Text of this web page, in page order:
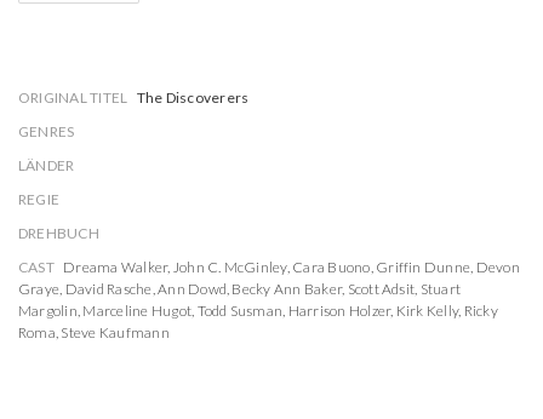
ORIGINAL TITEL The Discoverers
GENRES
LÄNDER
REGIE
DREHBUCH
CAST Dreama Walker, John C. McGinley, Cara Buono, Griffin Dunne, Devon
Graye, David Rasche,Ann Dowd, Becky Ann Baker, Scott Adsit, Stuart
Margolin, Marceline Hugot, Todd Susman, Harrison Holzer, Kirk Kelly, Ricky
Roma, Steve Kaufmann